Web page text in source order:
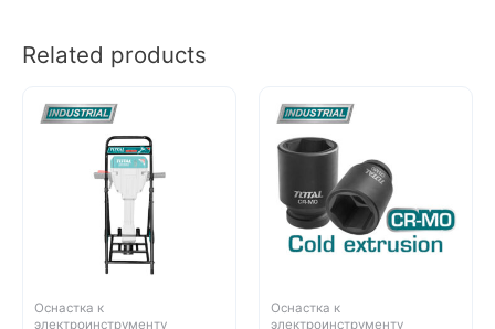
Related products
Оснастка к
электроинструменту
Оснастка к
электроинструменту